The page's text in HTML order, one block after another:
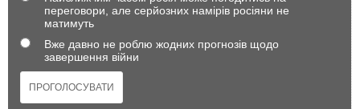
переговори, але серйозних намірів росіяни не
матимуть
Вже давно не роблю жодних прогнозів щодо
завершення війни